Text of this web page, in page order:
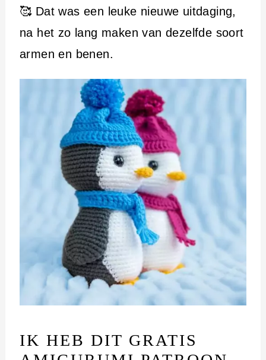
🥰 Dat was een leuke nieuwe uitdaging,
na het zo lang maken van dezelfde soort
armen en benen.
IK HEB DIT GRATIS